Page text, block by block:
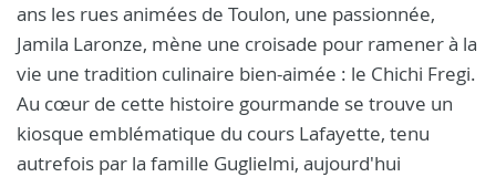
ans les rues animées de Toulon, une passionnée,
Jamila Laronze, mène une croisade pour ramener à la
vie une tradition culinaire bien-aimée : le Chichi Fregi.
Au cœur de cette histoire gourmande se trouve un
kiosque emblématique du cours Lafayette, tenu
autrefois par la famille Guglielmi, aujourd'hui